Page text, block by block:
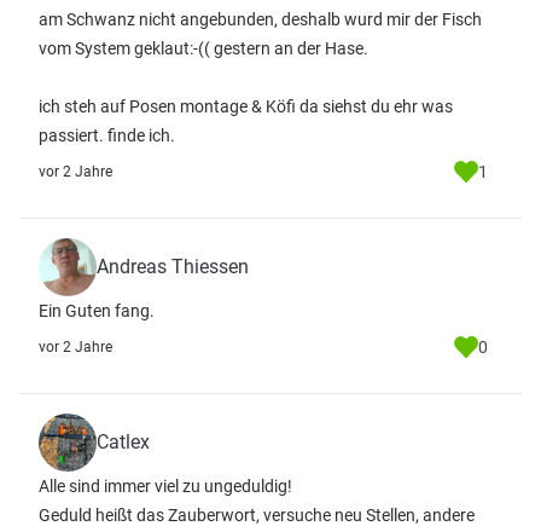
am Schwanz nicht angebunden, deshalb wurd mir der Fisch
vom System geklaut:-(( gestern an der Hase.
ich steh auf Posen montage & Köfi da siehst du ehr was
passiert. finde ich.
vor 2 Jahre 1
Andreas Thiessen
Ein Guten fang.
vor 2 Jahre 0
Catlex
Alle sind immer viel zu ungeduldig!
Geduld heißt das Zauberwort, versuche neu Stellen, andere